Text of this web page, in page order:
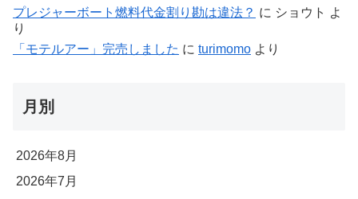
プレジャーボート燃料代金割り勘は違法？ に ショウト よ
り
「モテルアー」完売しました に turimomo より
月別
2026年8月
2026年7月